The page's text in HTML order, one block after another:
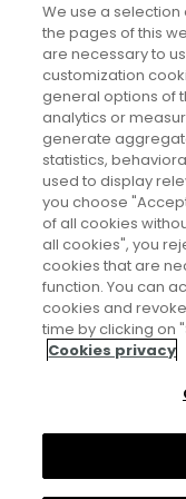
Universidad de
la USC como
https://
We use a
the pages of this
are necessary to
customization
general options of
analytics or
generate
statistics,
used to display
you choose
of all cookies
all cookies", you
cookies that are
function. You can
cookies and
time by clicking on
Cookies privacy